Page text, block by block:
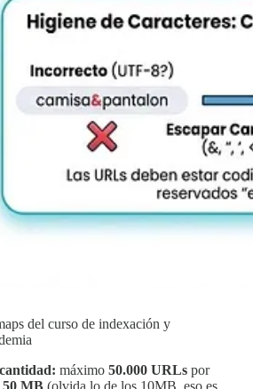
del curso de indexación y
máximo 50.000 URLs por
50 MB (olvida lo de los 10MB, eso es